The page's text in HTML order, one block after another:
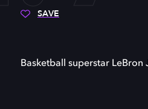
SAVE
Basketball superstar